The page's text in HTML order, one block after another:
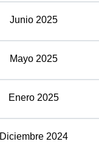
Junio 2025
Mayo 2025
Enero 2025
Diciembre 2024